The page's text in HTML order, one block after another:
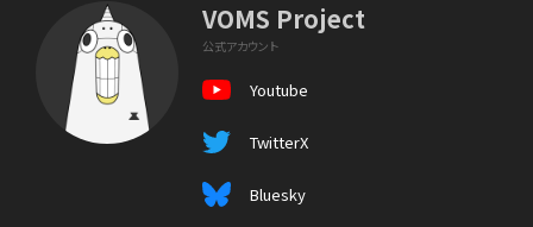
VOMS Project
公式アカウント
Youtube
TwitterX
Bluesky